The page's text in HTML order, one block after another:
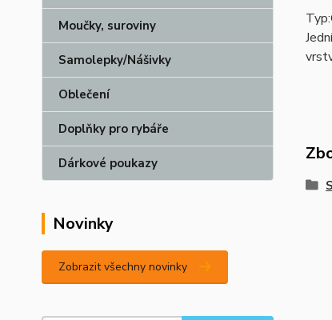
Moučky, suroviny
Samolepky/Nášivky
Oblečení
Doplňky pro rybáře
Dárkové poukazy
Novinky
Zobrazit všechny novinky